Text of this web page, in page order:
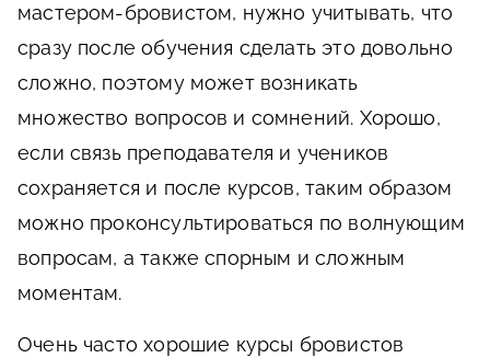
мастером-бровистом, нужно учитывать, что
сразу после обучения сделать это довольно
сложно, поэтому может возникать
множество вопросов и сомнений. Хорошо,
если связь преподавателя и учеников
сохраняется и после курсов, таким образом
можно проконсультироваться по волнующим
вопросам, а также спорным и сложным
моментам.
Очень часто хорошие курсы бровистов